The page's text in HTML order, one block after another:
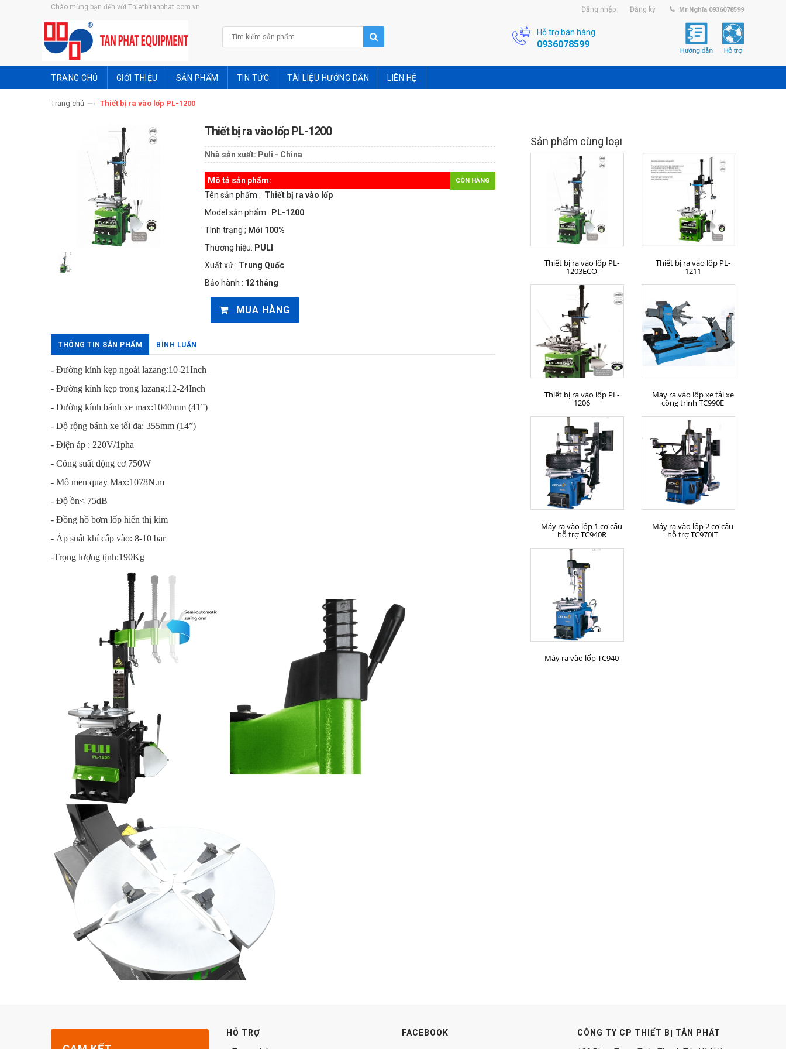
Chào mừng bạn đến với Thietbitanphat.com.vn Đăng nhập Đăng ký Mr Nghĩa 0936078599
Hỗ trợ bán hàng
0936078599
TRANG CHỦ GIỚI THIỆU SẢN PHẨM TIN TỨC TÀI LIỆU HƯỚNG DẪN LIÊN HỆ
Trang chủ —› Thiết bị ra vào lốp PL-1200
Thiết bị ra vào lốp PL-1200
Nhà sản xuất: Puli - China
CÒN HÀNG
Mô tả sản phẩm:
Tên sản phẩm : Thiết bị ra vào lốp
Model sản phẩm: PL-1200
Tình trạng ; Mới 100%
Thương hiệu: PULI
Xuất xứ : Trung Quốc
Bảo hành : 12 tháng
MUA HÀNG
THÔNG TIN SẢN PHẨM BÌNH LUẬN
- Đường kính kẹp ngoài lazang:10-21Inch
- Đường kính kẹp trong lazang:12-24Inch
- Đường kính bánh xe max:1040mm (41”)
- Độ rộng bánh xe tối đa: 355mm (14”)
- Điện áp : 220V/1pha
- Công suất động cơ 750W
- Mô men quay Max:1078N.m
- Độ ồn< 75dB
- Đồng hồ bơm lốp hiển thị kim
- Áp suất khí cấp vào: 8-10 bar
-Trọng lượng tịnh:190Kg
Sản phẩm cùng loại
MUA HÀNG
Thiết bị ra vào lốp PL-
1203ECO
MUA HÀNG
Thiết bị ra vào lốp PL-
1211
MUA HÀNG
Thiết bị ra vào lốp PL-
1206
MUA HÀNG
Máy ra vào lốp xe tải xe
công trình TC990E
MUA HÀNG
Máy ra vào lốp 1 cơ cấu
hỗ trợ TC940R
MUA HÀNG
Máy ra vào lốp 2 cơ cấu
hỗ trợ TC970IT
MUA HÀNG
Máy ra vào lốp TC940
HỖ TRỢ FACEBOOK CÔNG TY CP THIẾT BỊ TÂN PHÁT